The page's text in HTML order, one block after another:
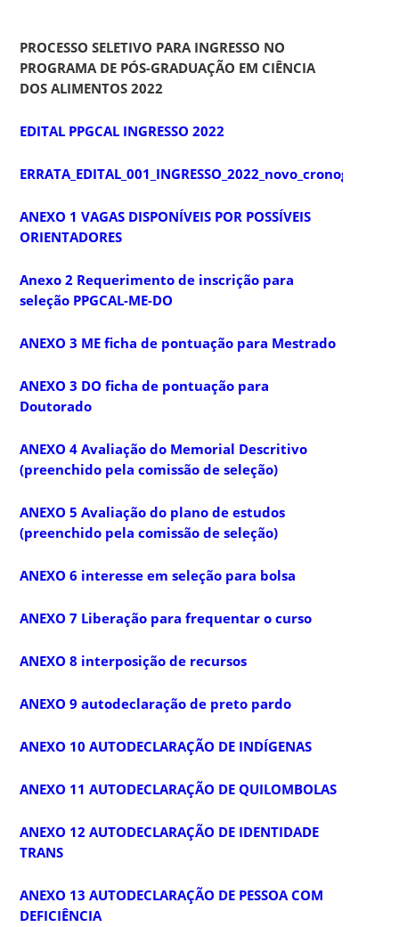
PROCESSO SELETIVO PARA INGRESSO NO
PROGRAMA DE PÓS-GRADUAÇÃO EM CIÊNCIA
DOS ALIMENTOS 2022
EDITAL PPGCAL INGRESSO 2022
ANEXO 1 VAGAS DISPONÍVEIS POR POSSÍVEIS
ORIENTADORES
Anexo 2 Requerimento de inscrição para
seleção PPGCAL-ME-DO
ANEXO 3 ME ficha de pontuação para Mestrado
ANEXO 3 DO ficha de pontuação para
Doutorado
ANEXO 4 Avaliação do Memorial Descritivo
(preenchido pela comissão de seleção)
ANEXO 5 Avaliação do plano de estudos
(preenchido pela comissão de seleção)
ANEXO 6 interesse em seleção para bolsa
ANEXO 7 Liberação para frequentar o curso
ANEXO 8 interposição de recursos
ANEXO 9 autodeclaração de preto pardo
ANEXO 10 AUTODECLARAÇÃO DE INDÍGENAS
ANEXO 11 AUTODECLARAÇÃO DE QUILOMBOLAS
ANEXO 12 AUTODECLARAÇÃO DE IDENTIDADE
TRANS
ANEXO 13 AUTODECLARAÇÃO DE PESSOA COM
DEFICIÊNCIA